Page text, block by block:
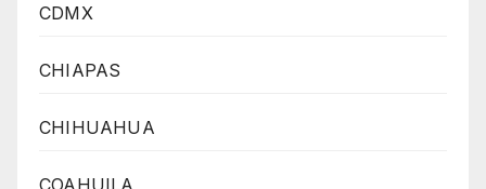
CDMX
CHIAPAS
CHIHUAHUA
COAHUILA